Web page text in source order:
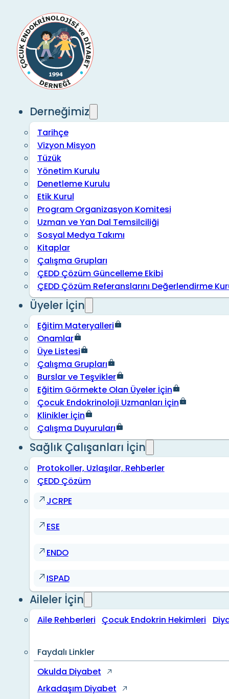
Derneğimiz
Tarihçe
Vizyon Misyon
Tüzük
Yönetim Kurulu
Denetleme Kurulu
Etik Kurul
Program Organizasyon Komitesi
Uzman ve Yan Dal Temsilciliği
Sosyal Medya Takımı
Kitaplar
Çalışma Grupları
ÇEDD Çözüm Güncelleme Ekibi
ÇEDD Çözüm Referanslarını Değerlendirme
Üyeler İçin
Eğitim Materyalleri
Onamlar
Üye Listesi
Çalışma Grupları
Burslar ve Teşvikler
Eğitim Görmekte Olan Üyeler İçin
Çocuk Endokrinoloji Uzmanları İçin
Klinikler İçin
Çalışma Duyuruları
Sağlık Çalışanları İçin
Protokoller, Uzlaşılar, Rehberler
ÇEDD Çözüm
JCRPE
ESE
ENDO
ISPAD
Aileler İçin
Aile Rehberleri Çocuk Endokrin Hekimleri
Faydalı Linkler
Okulda Diyabet
Arkadaşım Diyabet